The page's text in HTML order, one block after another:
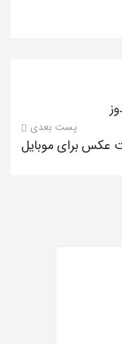
پست بعدی
عکس برای موبایل